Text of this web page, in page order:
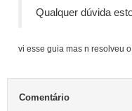
Qualquer dúvida
vi esse guia mas n resolveu
Comentário